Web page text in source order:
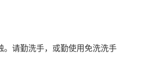
请勤洗手，或勤使用免洗洗手